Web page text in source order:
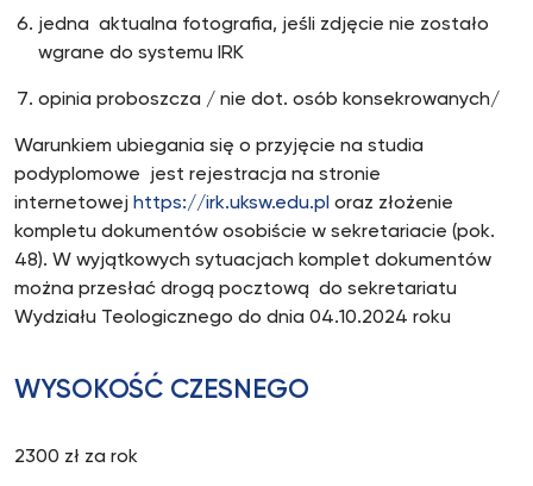
jedna aktualna fotografia, jeśli zdjęcie nie zostało
wgrane do systemu IRK
opinia proboszcza / nie dot. osób konsekrowanych/
Warunkiem ubiegania się o przyjęcie na studia
podyplomowe jest rejestracja na stronie
internetowej https://irk.uksw.edu.pl oraz złożenie
kompletu dokumentów osobiście w sekretariacie (pok.
48). W wyjątkowych sytuacjach komplet dokumentów
można przesłać drogą pocztową do sekretariatu
Wydziału Teologicznego do dnia 04.10.2024 roku
WYSOKOŚĆ CZESNEGO
2300 zł za rok